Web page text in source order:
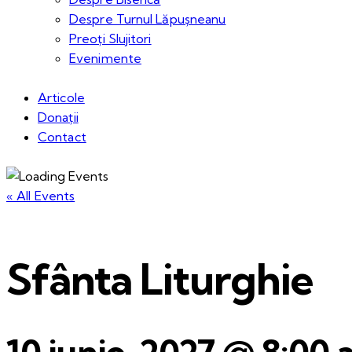
Despre Turnul Lăpușneanu
Preoți Slujitori
Evenimente
Articole
Donații
Contact
« All Events
Sfânta Liturghie